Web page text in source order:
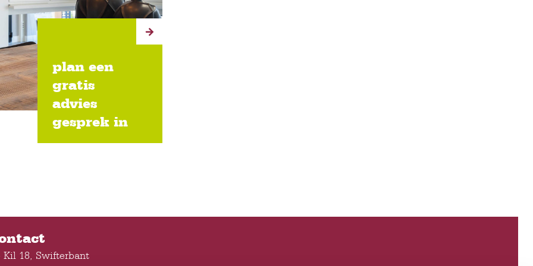
plan een
gratis
advies
gesprek in
Kil 18, Swifterbant